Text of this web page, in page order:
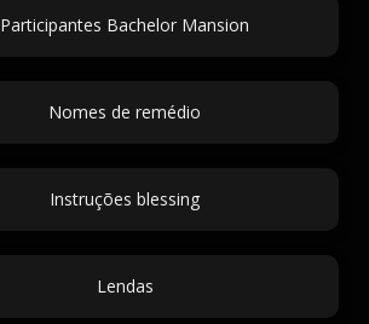
Participantes Bachelor Mansion
Nomes de remédio
Instruções blessing
Lendas